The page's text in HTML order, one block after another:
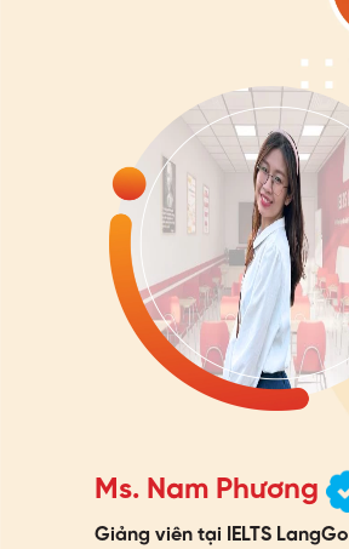
Ms. Nam Phương
Giảng viên tại IELTS LangGo